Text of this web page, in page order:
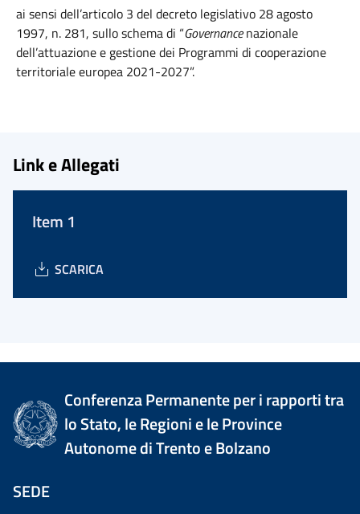
ai sensi dell’articolo 3 del decreto legislativo 28 agosto
1997, n. 281, sullo schema di “Governancenazionale
dell’attuazione e gestione dei Programmi di cooperazione
territoriale europea 2021-2027”.
Link e Allegati
Item 1
SCARICA
Conferenza Permanente per i rapporti tra
lo Stato, le Regioni e le Province
Autonome di Trento e Bolzano
SEDE